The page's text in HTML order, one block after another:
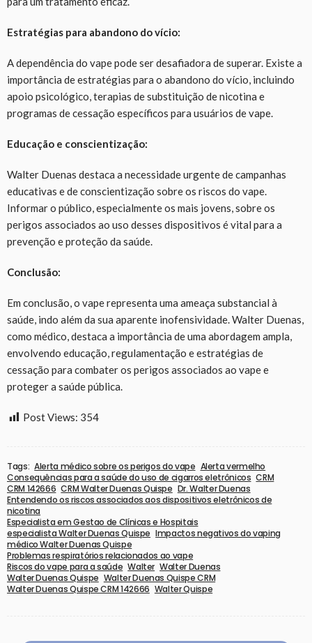
Estratégias para abandono do vício:
A dependência do vape pode ser desafiadora de superar. Existe a
importância de estratégias para o abandono do vício, incluindo
apoio psicológico, terapias de substituição de nicotina e
programas de cessação específicos para usuários de vape.
Educação e conscientização:
Walter Duenas destaca a necessidade urgente de campanhas
educativas e de conscientização sobre os riscos do vape.
Informar o público, especialmente os mais jovens, sobre os
perigos associados ao uso desses dispositivos é vital para a
prevenção e proteção da saúde.
Conclusão:
Em conclusão, o vape representa uma ameaça substancial à
saúde, indo além da sua aparente inofensividade. Walter Duenas,
como médico, destaca a importância de uma abordagem ampla,
envolvendo educação, regulamentação e estratégias de
cessação para combater os perigos associados ao vape e
proteger a saúde pública.
Post Views: 354
Tags: Alerta médico sobre os perigos do vape Alerta vermelho
Consequências para a saúde do uso de cigarros eletrônicos CRM
CRM 142666 CRM Walter Duenas Quispe Dr. Walter Duenas
Entendendo os riscos associados aos dispositivos eletrônicos de
nicotina
Especialista em Gestao de Clínicas e Hospitais
especialista Walter Duenas Quispe Impactos negativos do vaping
médico Walter Duenas Quispe
Problemas respiratórios relacionados ao vape
Riscos do vape para a saúde Walter Walter Duenas
Walter Duenas Quispe Walter Duenas Quispe CRM
Walter Duenas Quispe CRM 142666 Walter Quispe